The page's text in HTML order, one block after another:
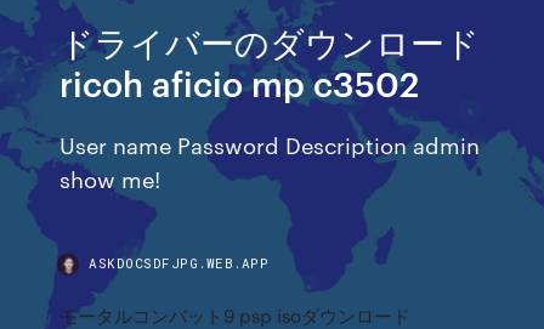
ドライバーのダウンロード
ricoh aficio mp c3502
User name Password Description admin
show me!
ASKDOCSDFJPG.WEB.APP
モータルコンバット9 psp isoダウンロード